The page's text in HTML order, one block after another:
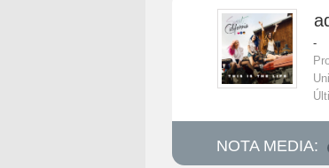
-
NOTA MEDIA: